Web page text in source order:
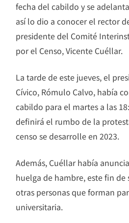
fecha del cabildo y se
así lo dio a conocer el rector
presidente del Comité
por el Censo, Vicente Cuéllar.
La tarde de este jueves, el
Cívico, Rómulo Calvo, había
cabildo para el martes a las
definirá el rumbo de la
censo se desarrolle en 2023.
Además, Cuéllar había
huelga de hambre, este fin de
otras personas que forman
universitaria.